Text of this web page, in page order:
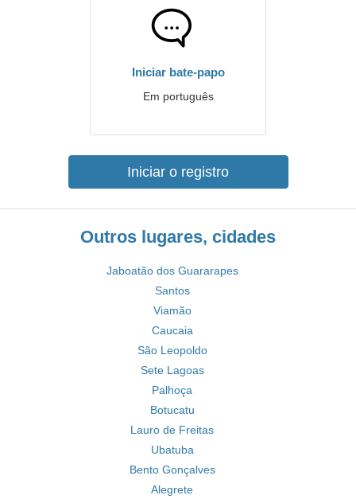
Iniciar bate-papo
Em português
Iniciar o registro
Outros lugares, cidades
Jaboatão dos Guararapes
Santos
Viamão
Caucaia
São Leopoldo
Sete Lagoas
Palhoça
Botucatu
Lauro de Freitas
Ubatuba
Bento Gonçalves
Alegrete